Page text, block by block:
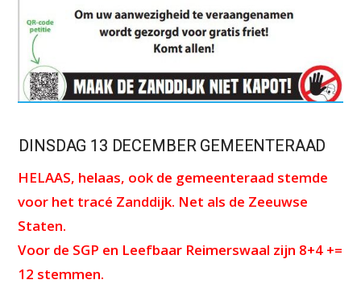
DINSDAG 13 DECEMBER GEMEENTERAAD
HELAAS, helaas, ook de gemeenteraad stemde
voor het tracé Zanddijk. Net als de Zeeuwse
Staten.
Voor de SGP en Leefbaar Reimerswaal zijn 8+4 +=
12 stemmen.